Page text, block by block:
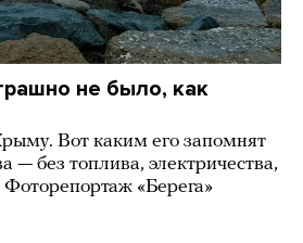
не было, как
Вот каким его запомнят
— без топлива, электричества,
Фоторепортаж «Берега»